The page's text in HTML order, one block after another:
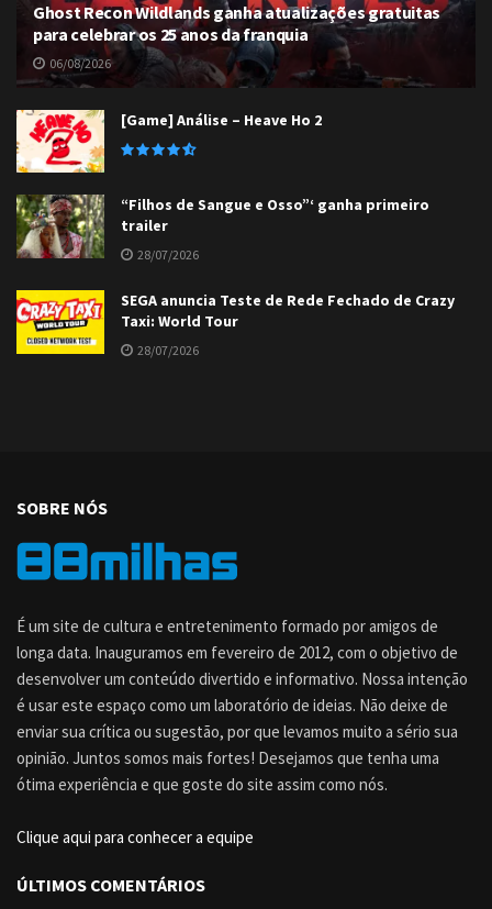
Ghost Recon Wildlands ganha atualizações gratuitas
para celebrar os 25 anos da franquia
06/08/2026
[Game] Análise – Heave Ho 2
“Filhos de Sangue e Osso”‘ ganha primeiro
trailer
28/07/2026
SEGA anuncia Teste de Rede Fechado de Crazy
Taxi: World Tour
28/07/2026
SOBRE NÓS
É um site de cultura e entretenimento formado por amigos de
longa data. Inauguramos em fevereiro de 2012, com o objetivo de
desenvolver um conteúdo divertido e informativo. Nossa intenção
é usar este espaço como um laboratório de ideias. Não deixe de
enviar sua crítica ou sugestão, por que levamos muito a sério sua
opinião. Juntos somos mais fortes! Desejamos que tenha uma
ótima experiência e que goste do site assim como nós.
Clique aqui para conhecer a equipe
ÚLTIMOS COMENTÁRIOS